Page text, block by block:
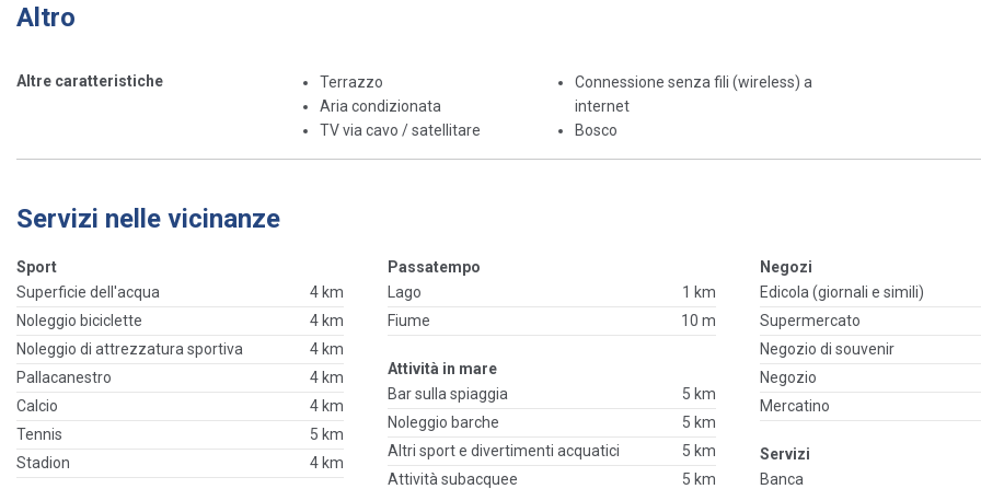
Altro
Altre caratteristiche
Terrazzo
Aria condizionata
TV via cavo / satellitare
Connessione senza fili (wireless) a
internet
Bosco
Servizi nelle vicinanze
Sport
Superficie dell'acqua
4 km
Noleggio biciclette
4 km
Noleggio di attrezzatura sportiva
4 km
Pallacanestro
4 km
Calcio
4 km
Tennis
5 km
Stadion
4 km
Passatempo
Lago
1 km
Fiume
10 m
Attività in mare
Bar sulla spiaggia
5 km
Noleggio barche
5 km
Altri sport e divertimenti acquatici
5 km
Attività subacquee
5 km
Negozi
Edicola (giornali e simili)
Supermercato
Negozio di souvenir
Negozio
Mercatino
Servizi
Banca